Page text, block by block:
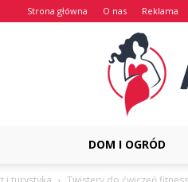
Strona główna O nas Reklama
DOM I OGRÓD